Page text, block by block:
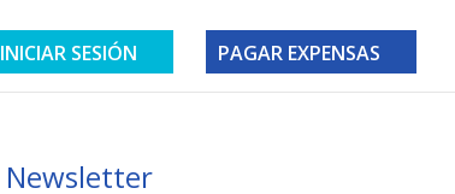
INICIAR SESIÓN PAGAR EXPENSAS
Newsletter